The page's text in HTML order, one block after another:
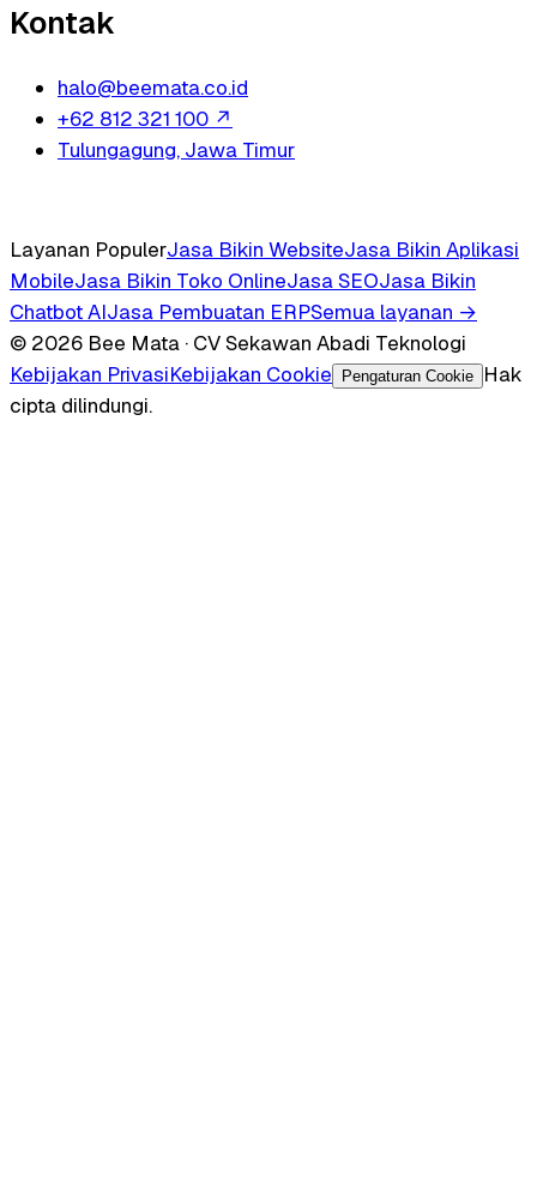
Kontak
halo@beemata.co.id
+62 812 321 100 ↗
Tulungagung, Jawa Timur
Layanan PopulerJasa Bikin WebsiteJasa Bikin Aplikasi
MobileJasa Bikin Toko OnlineJasa SEOJasa Bikin
Chatbot AIJasa Pembuatan ERPSemua layanan →
© 2026 Bee Mata · CV Sekawan Abadi Teknologi
Kebijakan PrivasiKebijakan Cookie Pengaturan Cookie
Hak
cipta dilindungi.